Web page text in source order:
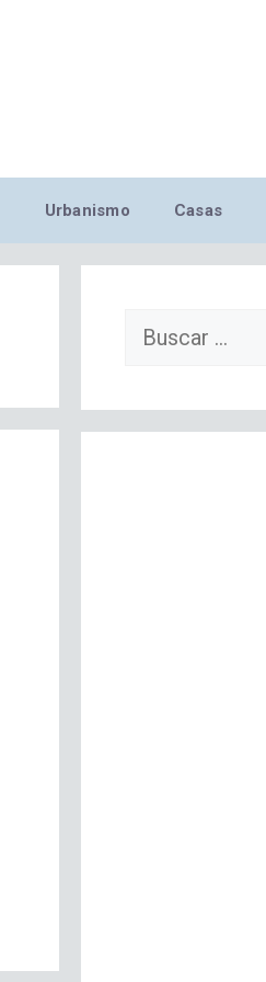
Urbanismo Casas
Buscar: